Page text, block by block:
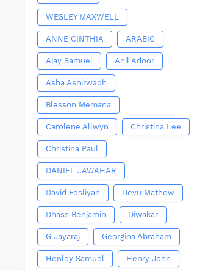
WESLEY MAXWELL
ANNE CINTHIA ARABIC
Ajay Samuel Anil Adoor
Asha Ashirwadh
Blesson Memana
Carolene Allwyn Christina Lee
Christina Paul
DANIEL JAWAHAR
David Fesliyan Devu Mathew
Dhass Benjamin Diwakar
G Jayaraj Georgina Abraham
Henley Samuel Henry John